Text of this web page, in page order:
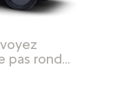
pas rond…